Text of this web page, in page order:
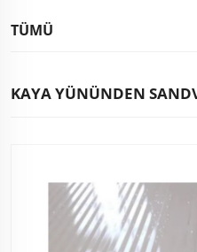
TÜMÜ
KAYA YÜNÜNDEN